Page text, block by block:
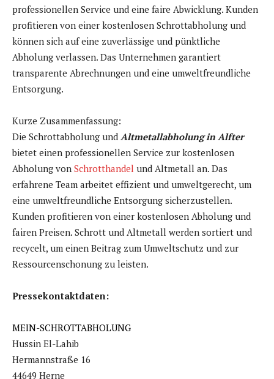
professionellen Service und eine faire Abwicklung. Kunden
profitieren von einer kostenlosen Schrottabholung und
können sich auf eine zuverlässige und pünktliche
Abholung verlassen. Das Unternehmen garantiert
transparente Abrechnungen und eine umweltfreundliche
Entsorgung.
Kurze Zusammenfassung:
Die Schrottabholung und Altmetallabholung in Alfter
bietet einen professionellen Service zur kostenlosen
Abholung von Schrotthandel und Altmetall an. Das
erfahrene Team arbeitet effizient und umweltgerecht, um
eine umweltfreundliche Entsorgung sicherzustellen.
Kunden profitieren von einer kostenlosen Abholung und
fairen Preisen. Schrott und Altmetall werden sortiert und
recycelt, um einen Beitrag zum Umweltschutz und zur
Ressourcenschonung zu leisten.
Pressekontaktdaten:
MEIN-SCHROTTABHOLUNG
Hussin El-Lahib
Hermannstraße 16
44649 Herne